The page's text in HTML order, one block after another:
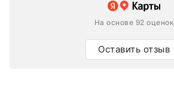
На основе 92 оценок
Оставить отзыв